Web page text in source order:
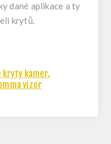
dané aplikace a ty
krytů.
kryty kamer,
vizor